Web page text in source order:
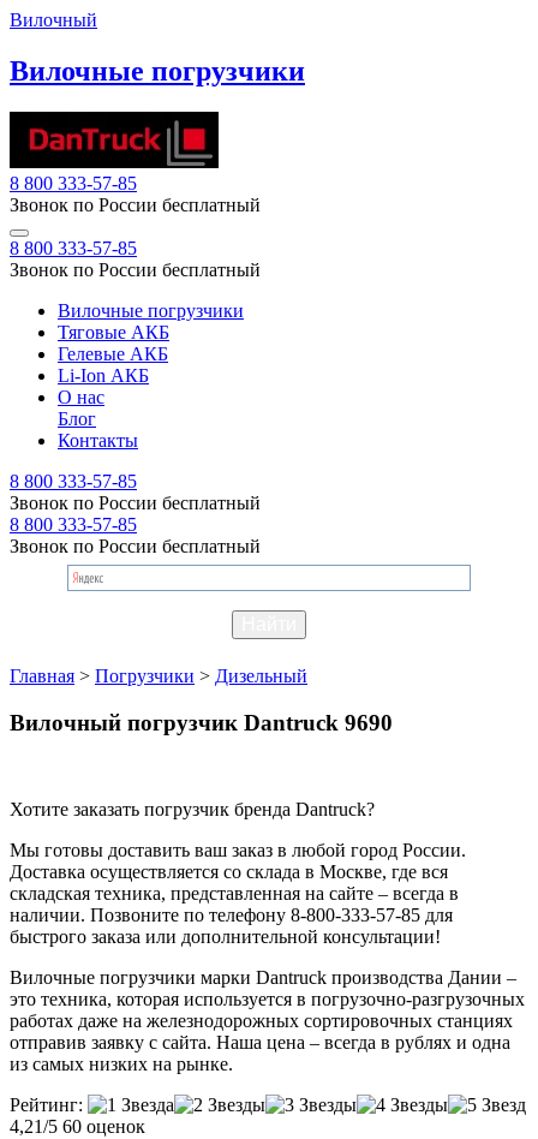
Вилочный
Вилочные погрузчики
8 800 333-57-85
Звонок по России бесплатный
8 800 333-57-85
Звонок по России бесплатный
Вилочные погрузчики
Тяговые АКБ
Гелевые АКБ
Li-Ion АКБ
О нас
Блог
Контакты
8 800 333-57-85
Звонок по России бесплатный
8 800 333-57-85
Звонок по России бесплатный
Главная > Погрузчики > Дизельный
Вилочный погрузчик Dantruck 9690
Хотите заказать погрузчик бренда Dantruck?
Мы готовы доставить ваш заказ в любой город России.
Доставка осуществляется со склада в Москве, где вся
складская техника, представленная на сайте – всегда в
наличии. Позвоните по телефону 8-800-333-57-85 для
быстрого заказа или дополнительной консультации!
Вилочные погрузчики марки Dantruck производства Дании –
это техника, которая используется в погрузочно-разгрузочных
работах даже на железнодорожных сортировочных станциях
отправив заявку с сайта. Наша цена – всегда в рублях и одна
из самых низких на рынке.
Рейтинг:
4,21/5 60 оценок